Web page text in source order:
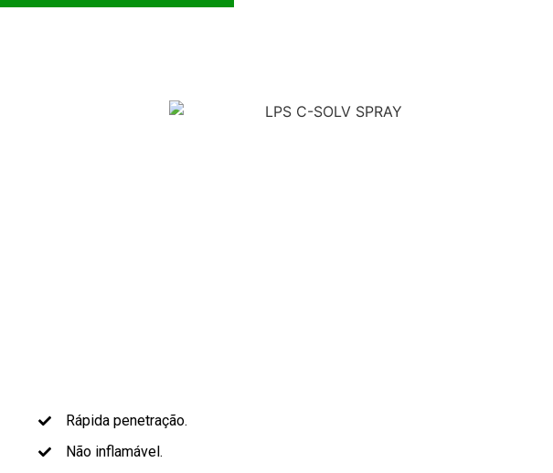
Rápida penetração.
Não inflamável.